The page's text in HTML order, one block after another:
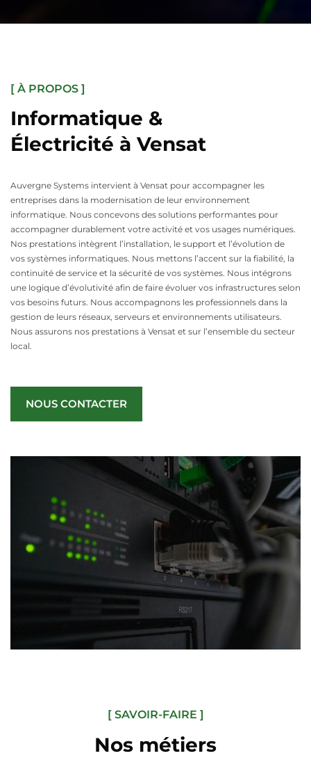
[ À PROPOS ]
Informatique &
Électricité à Vensat
Auvergne Systems intervient à Vensat pour accompagner les
entreprises dans la modernisation de leur environnement
informatique. Nous concevons des solutions performantes pour
accompagner durablement votre activité et vos usages numériques.
Nos prestations intègrent l’installation, le support et l’évolution de
vos systèmes informatiques. Nous mettons l’accent sur la fiabilité, la
continuité de service et la sécurité de vos systèmes. Nous intégrons
une logique d’évolutivité afin de faire évoluer vos infrastructures selon
vos besoins futurs. Nous accompagnons les professionnels dans la
gestion de leurs réseaux, serveurs et environnements utilisateurs.
Nous assurons nos prestations à Vensat et sur l’ensemble du secteur
local.
NOUS CONTACTER
[ SAVOIR-FAIRE ]
Nos métiers